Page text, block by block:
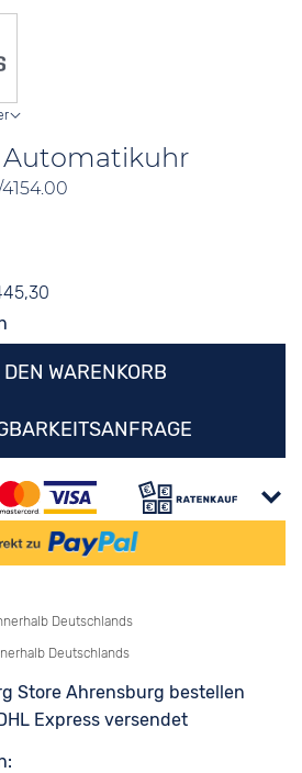
Automatikuhr
DEN WARENKORB
Deutschlands
Deutschlands
Store Ahrensburg bestellen
Express versendet